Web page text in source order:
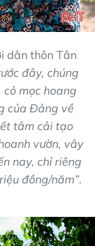
dân thôn Tân
đây, chúng
mọc hoang
của Đảng về
tâm cải tạo
vườn, vây
nay, chỉ riêng
đồng/năm”.